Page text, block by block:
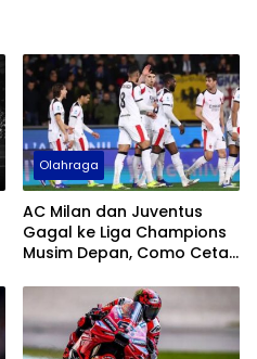
Olahraga
AC Milan dan Juventus
Gagal ke Liga Champions
Musim Depan, Como Cetak